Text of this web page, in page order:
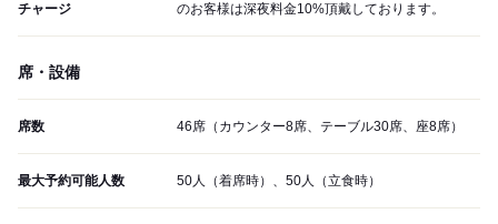
チャージ のお客様は深夜料金10%頂戴しております。
席・設備
席数 46席（カウンター8席、テーブル30席、座8席）
最大予約可能人数 50人（着席時）、50人（立食時）